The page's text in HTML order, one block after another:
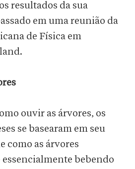
resultados da sua
em uma reunião da
de Física em
ouvir as árvores, os
se basearam em seu
como as árvores
essencialmente bebendo